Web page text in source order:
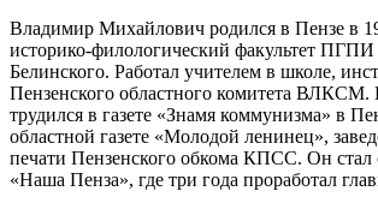
Владимир Михайлович родился в Пензе в
историко-филологический факультет
Белинского. Работал учителем в школе,
Пензенского областного комитета ВЛКСМ.
трудился в газете «Знамя коммунизма» в
областной газете «Молодой ленинец»,
печати Пензенского обкома КПСС. Он стал
«Наша Пенза», где три года проработал